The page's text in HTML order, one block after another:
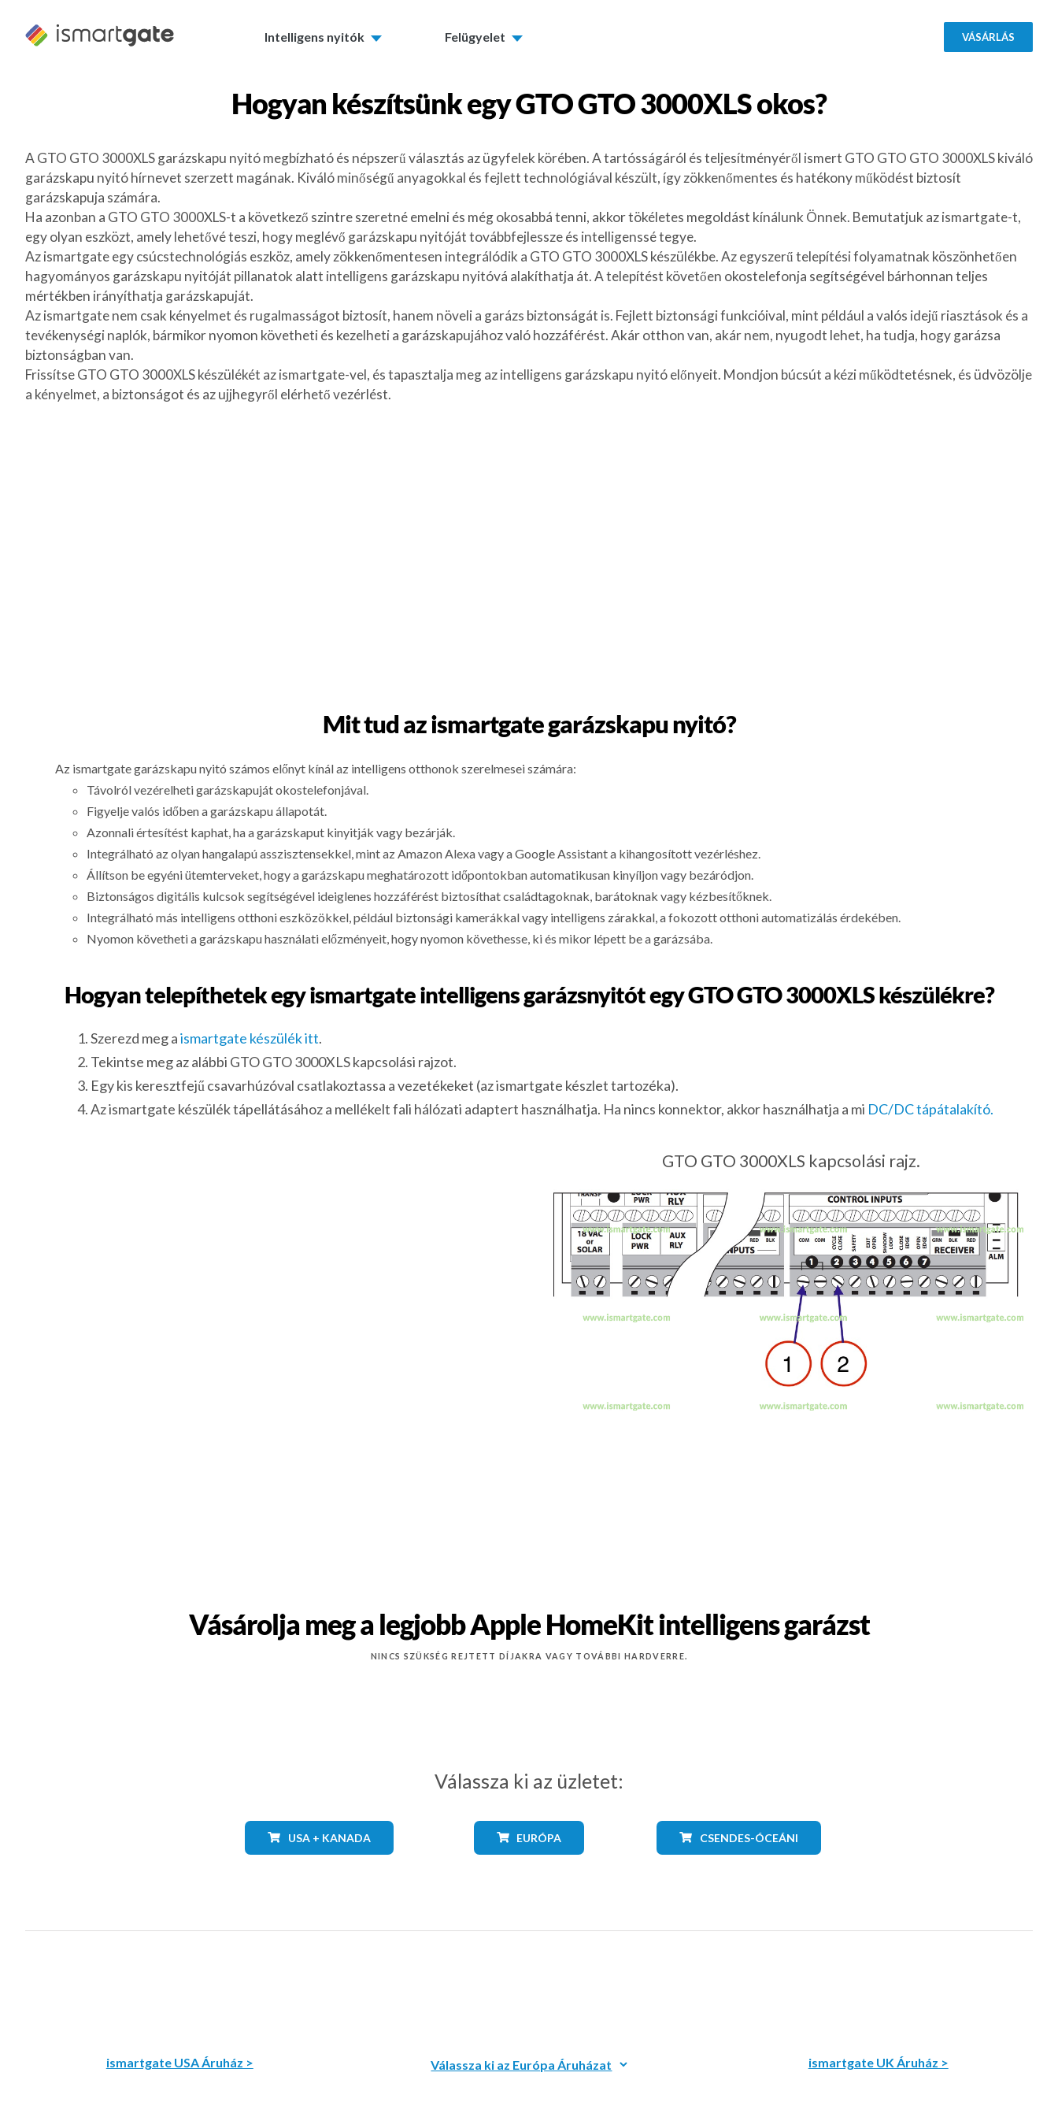
tartalomra
Intelligens nyitók Felügyelet VÁSÁRLÁS
Hogyan készítsünk egyGTO GTO 3000XLSokos?
A GTO GTO 3000XLS garázskapu nyitó megbízható és népszerű választás az ügyfelek körében. A tartósságáról és teljesítményéről ismert GTO GTO GTO 3000XLS kiváló
garázskapu nyitó hírnevet szerzett magának. Kiváló minőségű anyagokkal és fejlett technológiával készült, így zökkenőmentes és hatékony működést biztosít
garázskapuja számára.
Ha azonban a GTO GTO 3000XLS-t a következő szintre szeretné emelni és még okosabbá tenni, akkor tökéletes megoldást kínálunk Önnek. Bemutatjuk az ismartgate-t,
egy olyan eszközt, amely lehetővé teszi, hogy meglévő garázskapu nyitóját továbbfejlessze és intelligenssé tegye.
Az ismartgate egy csúcstechnológiás eszköz, amely zökkenőmentesen integrálódik a GTO GTO 3000XLS készülékbe. Az egyszerű telepítési folyamatnak köszönhetően
hagyományos garázskapu nyitóját pillanatok alatt intelligens garázskapu nyitóvá alakíthatja át. A telepítést követően okostelefonja segítségével bárhonnan teljes
mértékben irányíthatja garázskapuját.
Az ismartgate nem csak kényelmet és rugalmasságot biztosít, hanem növeli a garázs biztonságát is. Fejlett biztonsági funkcióival, mint például a valós idejű riasztások és a
tevékenységi naplók, bármikor nyomon követheti és kezelheti a garázskapujához való hozzáférést. Akár otthon van, akár nem, nyugodt lehet, ha tudja, hogy garázsa
biztonságban van.
Frissítse GTO GTO 3000XLS készülékét az ismartgate-vel, és tapasztalja meg az intelligens garázskapu nyitó előnyeit. Mondjon búcsút a kézi működtetésnek, és üdvözölje
a kényelmet, a biztonságot és az ujjhegyről elérhető vezérlést.
Mit tud az ismartgate garázskapu nyitó?
Az ismartgate garázskapu nyitó számos előnyt kínál az intelligens otthonok szerelmesei számára:
Távolról vezérelheti garázskapuját okostelefonjával.
Figyelje valós időben a garázskapu állapotát.
Azonnali értesítést kaphat, ha a garázskaput kinyitják vagy bezárják.
Integrálható az olyan hangalapú asszisztensekkel, mint az Amazon Alexa vagy a Google Assistant a kihangosított vezérléshez.
Állítson be egyéni ütemterveket, hogy a garázskapu meghatározott időpontokban automatikusan kinyíljon vagy bezáródjon.
Biztonságos digitális kulcsok segítségével ideiglenes hozzáférést biztosíthat családtagoknak, barátoknak vagy kézbesítőknek.
Integrálható más intelligens otthoni eszközökkel, például biztonsági kamerákkal vagy intelligens zárakkal, a fokozott otthoni automatizálás érdekében.
Nyomon követheti a garázskapu használati előzményeit, hogy nyomon követhesse, ki és mikor lépett be a garázsába.
Hogyan telepíthetek egy ismartgate intelligens garázsnyitót egy GTO GTO 3000XLS készülékre?
Szerezd meg aismartgate készülék itt.
Tekintse meg az alábbi GTO GTO 3000XLS kapcsolási rajzot.
Egy kis keresztfejű csavarhúzóval csatlakoztassa a vezetékeket (az ismartgate készlet tartozéka).
Az ismartgate készülék tápellátásához a mellékelt fali hálózati adaptert használhatja. Ha nincs konnektor, akkor használhatja a mi DC/DC tápátalakító.
GTO GTO 3000XLS kapcsolási rajz.
Vásárolja meg a legjobb Apple HomeKit intelligens garázst
NINCS SZÜKSÉG REJTETT DÍJAKRA VAGY TOVÁBBI HARDVERRE.
Válassza ki az üzletet:
USA + KANADA EURÓPA CSENDES-ÓCEÁNI
ismartgate USA Áruház > ismartgate UK Áruház >